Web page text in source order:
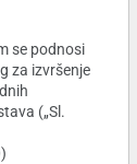
se podnosi
za izvršenje
(„Sl.